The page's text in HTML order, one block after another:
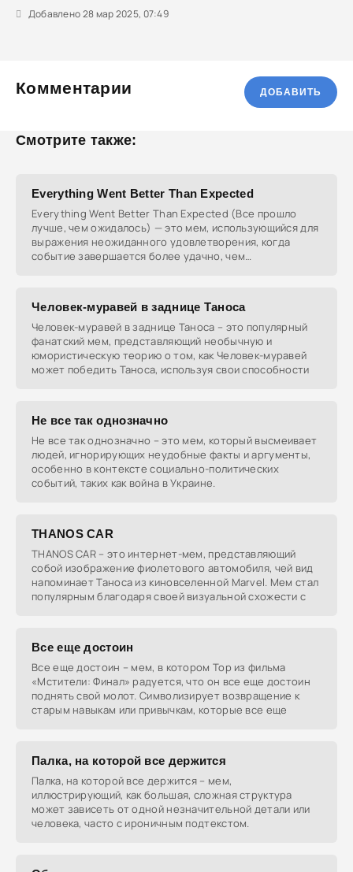
Добавлено 28 мар 2025, 07:49
Комментарии ДОБАВИТЬ
Смотрите также:
Everything Went Better Than Expected
Everything Went Better Than Expected (Все прошло
лучше, чем ожидалось) — это мем, использующийся для
выражения неожиданного удовлетворения, когда
событие завершается более удачно, чем
Человек-муравей в заднице Таноса
Человек-муравей в заднице Таноса – это популярный
фанатский мем, представляющий необычную и
юмористическую теорию о том, как Человек-муравей
может победить Таноса, используя свои способности
Не все так однозначно
Не все так однозначно – это мем, который высмеивает
людей, игнорирующих неудобные факты и аргументы,
особенно в контексте социально-политических
событий, таких как война в Украине.
THANOS CAR
THANOS CAR – это интернет-мем, представляющий
собой изображение фиолетового автомобиля, чей вид
напоминает Таноса из киновселенной Marvel. Мем стал
популярным благодаря своей визуальной схожести с
Все еще достоин
Все еще достоин – мем, в котором Тор из фильма
«Мстители: Финал» радуется, что он все еще достоин
поднять свой молот. Символизирует возвращение к
старым навыкам или привычкам, которые все еще
Палка, на которой все держится
Палка, на которой все держится – мем,
иллюстрирующий, как большая, сложная структура
может зависеть от одной незначительной детали или
человека, часто с ироничным подтекстом.